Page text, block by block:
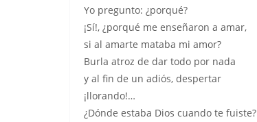
Yo pregunto: ¿porqué?
¡Sí!, ¿porqué me enseñaron a amar,
si al amarte mataba mi amor?
Burla atroz de dar todo por nada
y al fin de un adiós, despertar
¡llorando!…
¿Dónde estaba Dios cuando te fuiste?